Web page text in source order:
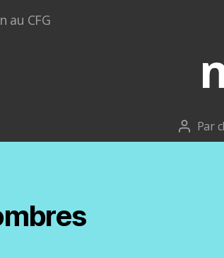
au CFG
Auteur
de
Par